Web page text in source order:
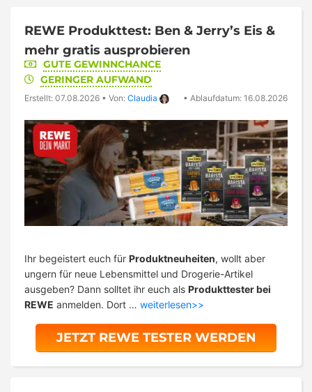
REWE Produkttest: Ben & Jerry’s Eis &
mehr gratis ausprobieren
GUTE GEWINNCHANCE
GERINGER AUFWAND
Erstellt: 07.08.2026 • Von: Claudia • Ablaufdatum: 16.08.2026
Ihr begeistert euch für Produktneuheiten, wollt aber
ungern für neue Lebensmittel und Drogerie-Artikel
ausgeben? Dann solltet ihr euch als Produkttester bei
REWE anmelden. Dort … weiterlesen>>
JETZT REWE TESTER WERDEN